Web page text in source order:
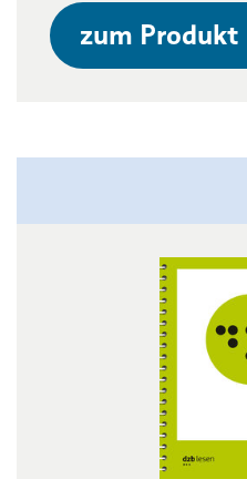
zum Produkt